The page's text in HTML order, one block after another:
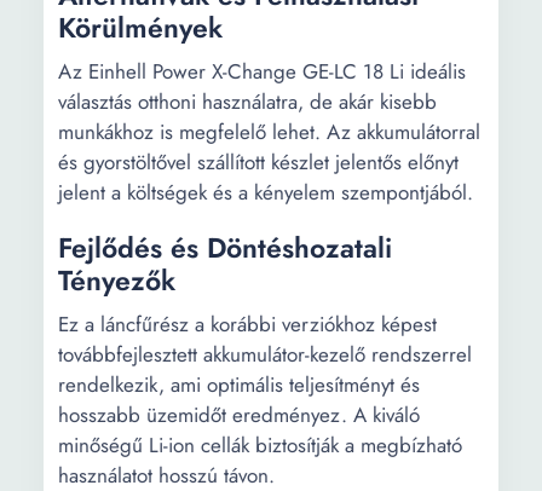
Körülmények
Az Einhell Power X-Change GE-LC 18 Li ideális
választás otthoni használatra, de akár kisebb
munkákhoz is megfelelő lehet. Az akkumulátorral
és gyorstöltővel szállított készlet jelentős előnyt
jelent a költségek és a kényelem szempontjából.
Fejlődés és Döntéshozatali
Tényezők
Ez a láncfűrész a korábbi verziókhoz képest
továbbfejlesztett akkumulátor-kezelő rendszerrel
rendelkezik, ami optimális teljesítményt és
hosszabb üzemidőt eredményez. A kiváló
minőségű Li-ion cellák biztosítják a megbízható
használatot hosszú távon.